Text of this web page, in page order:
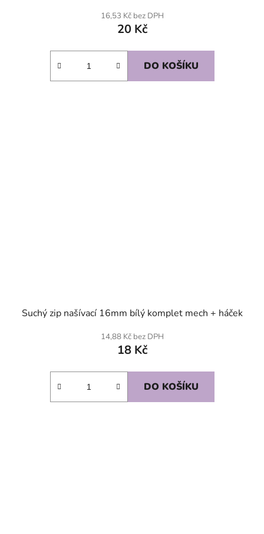
16,53 Kč bez DPH
20 Kč
DO KOŠÍKU
Suchý zip našívací 16mm bílý komplet mech + háček
14,88 Kč bez DPH
18 Kč
DO KOŠÍKU